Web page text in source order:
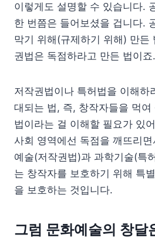
이렇게도 설명할 수 있습니다.
한 번쯤은 들어보셨을 겁니다.
막기 위해(규제하기 위해) 만든
권법은 독점하라고 만든 법이죠.
저작권법이나 특허법을 이해하
대되는 법, 즉, 창작자들을 먹
법이라는 걸 이해할 필요가 있
사회 영역에선 독점을 깨뜨리
예술(저작권법)과 과학기술(특
는 창작자를 보호하기 위해 특
을 보호하는 것입니다.
그럼 문화예술의 창달